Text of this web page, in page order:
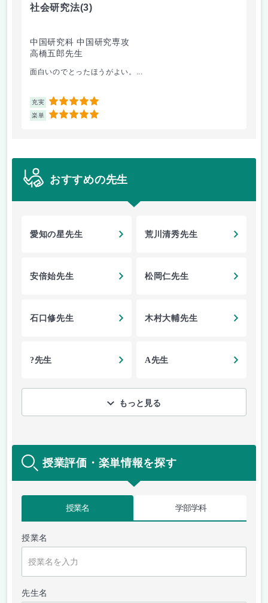
社会研究法(3)
中国研究科 中国研究専攻
高橋五郎先生
面白いのでとったほうがよい。...
充実 5
楽単 5
おすすめの先生
愛知の星先生 荒川清秀先生
安倍始先生 松岡仁先生
石口修先生 木村大輔先生
?先生 A先生
もっと見る
授業評価・楽単情報を探す
授業名 学部学科
授業名
先生名